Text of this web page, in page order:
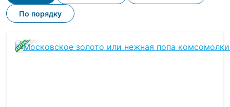
По порядку
ЗАВЕРШЕНА